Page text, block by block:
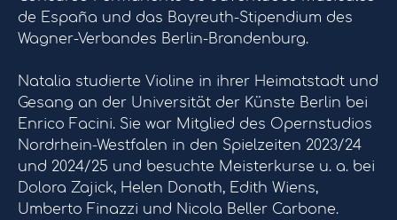
de España und das Bayreuth-Stipendium des
Wagner-Verbandes Berlin-Brandenburg.
Natalia studierte Violine in ihrer Heimatstadt und
Gesang an der Universität der Künste Berlin bei
Enrico Facini. Sie war Mitglied des Opernstudios
Nordrhein-Westfalen in den Spielzeiten 2023/24
und 2024/25 und besuchte Meisterkurse u. a. bei
Dolora Zajick, Helen Donath, Edith Wiens,
Umberto Finazzi und Nicola Beller Carbone.